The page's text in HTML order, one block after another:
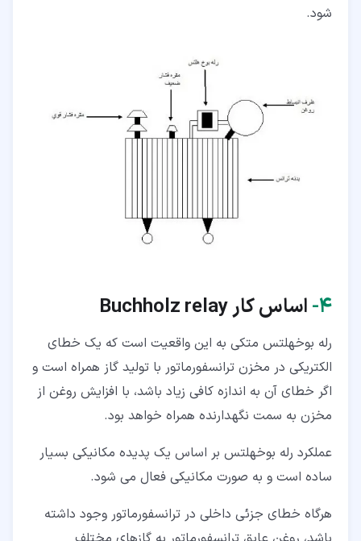
شود.
۴‏- اساس کار Buchholz relay
رله بوخهلتس متکی به این واقعیت است که یک خطای
الکتریکی در مخزن ترانسفورماتور با تولید گاز همراه است و
اگر خطای آن به اندازه کافی زیاد باشد، با افزایش روغن از
مخزن به سمت نگهدارنده همراه خواهد بود.
عملکرد رله بوخهلتس بر اساس یک پدیده مکانیکی بسیار
ساده است و به صورت مکانیکی فعال می شود.
هرگاه خطای جزئی داخلی در ترانسفورماتور وجود داشته